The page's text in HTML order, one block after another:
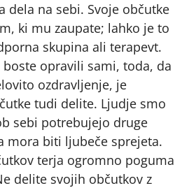
dela na sebi. Svoje občutke
ki mu zaupate; lahko je to
skupina ali terapevt.
opravili sami, toda, da
ozdravljenje, je
tudi delite. Ljudje smo
sebi potrebujejo druge
mora biti ljubeče sprejeta.
terja ogromno poguma
delite svojih občutkov z